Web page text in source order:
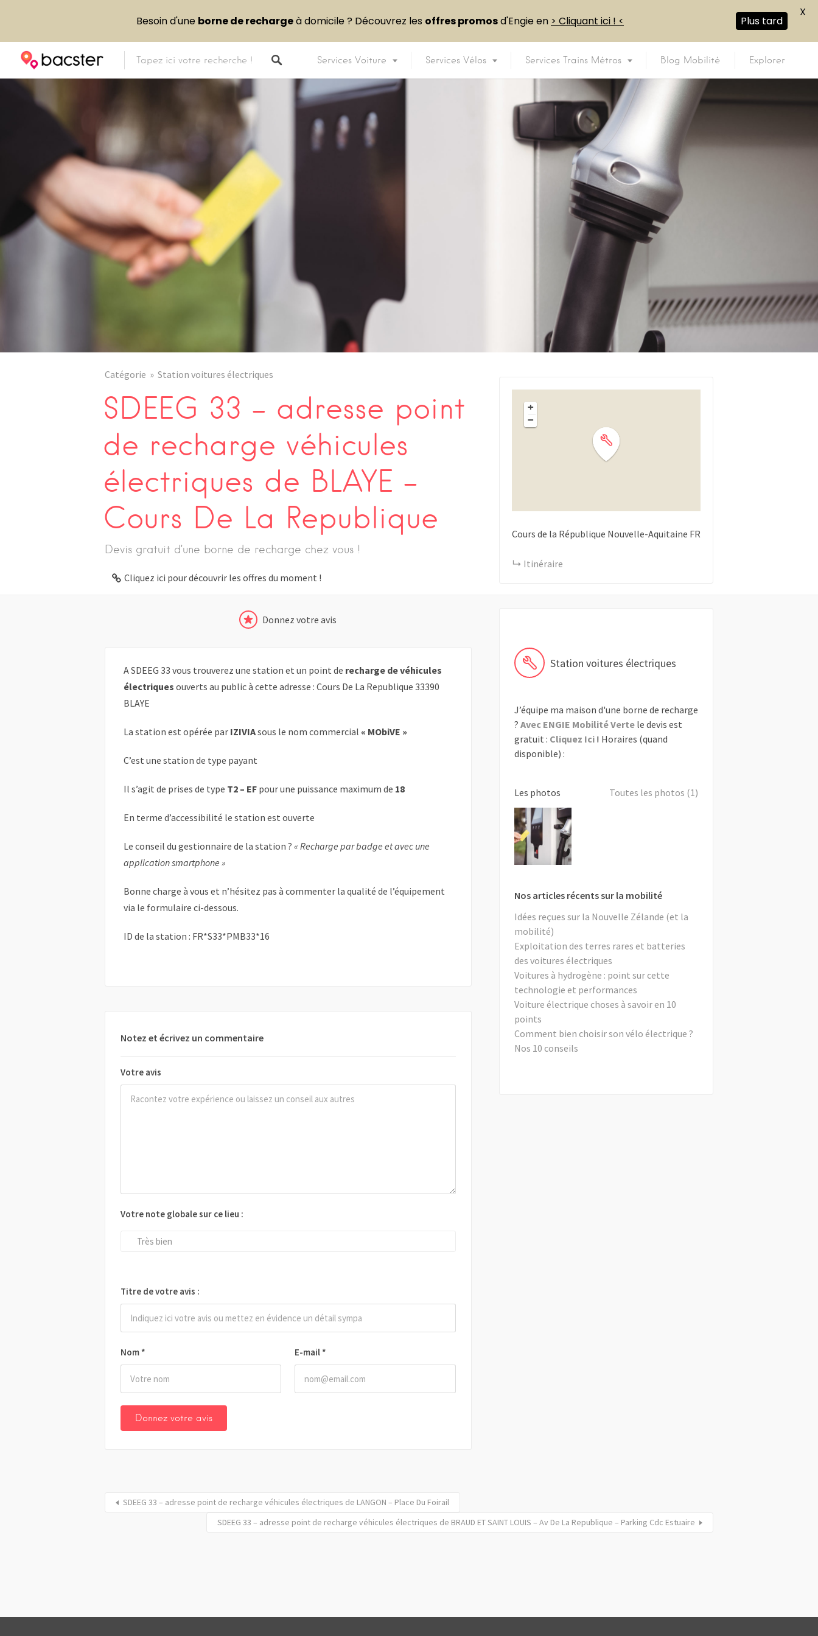
Services Voiture Services Vélos Services Trains Métros Blog Mobilité Explorer
Catégorie Station voitures électriques
SDEEG 33 – adresse point
de recharge véhicules
électriques de BLAYE –
Cours De La Republique
Devis gratuit d’une borne de recharge chez vous !
Cliquez ici pour découvrir les offres du moment !
Donnez votre avis
A SDEEG 33 vous trouverez une station et un point de recharge de véhicules
électriques ouverts au public à cette adresse : Cours De La Republique 33390
BLAYE
La station est opérée par IZIVIAsous le nom commercial « MObiVE »
C’est une station de type payant
Il s’agit de prises de type T2 – EF pour une puissance maximum de 18
En terme d’accessibilité le station est ouverte
Le conseil du gestionnaire de la station ? « Recharge par badge et avec une
application smartphone »
Bonne charge à vous et n’hésitez pas à commenter la qualité de l’équipement
via le formulaire ci-dessous.
ID de la station : FR*S33*PMB33*16
Notez et écrivez un commentaire
Votre avis
Nom * E-mail *
Votre note globale sur ce lieu :
Très bien
Titre de votre avis :
+
−
Cours de la République Nouvelle-Aquitaine FR
Itinéraire
Station voitures électriques
J’équipe ma maison d'une borne de recharge
? Avec ENGIE Mobilité Vertele devis est
gratuit : Cliquez Ici ! Horaires (quand
disponible) :
Les photos Toutes les photos (1)
Nos articles récents sur la mobilité
Idées reçues sur la Nouvelle Zélande (et la
mobilité)
Exploitation des terres rares et batteries
des voitures électriques
Voitures à hydrogène : point sur cette
technologie et performances
Voiture électrique choses à savoir en 10
points
Comment bien choisir son vélo électrique ?
Nos 10 conseils
SDEEG 33 – adresse point de recharge véhicules électriques de LANGON – Place Du Foirail
SDEEG 33 – adresse point de recharge véhicules électriques de BRAUD ET SAINT LOUIS – Av De La Republique – Parking Cdc Estuaire
Besoin d'une borne de rechargeà domicile ? Découvrez les offres promosd'Engie en > Cliquant ici ! < Plus tard
X